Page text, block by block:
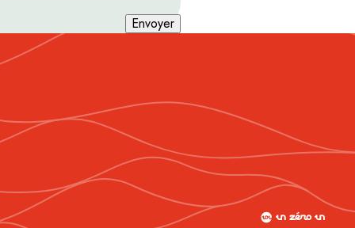
Envoyer
Une réalisation
un zéro un